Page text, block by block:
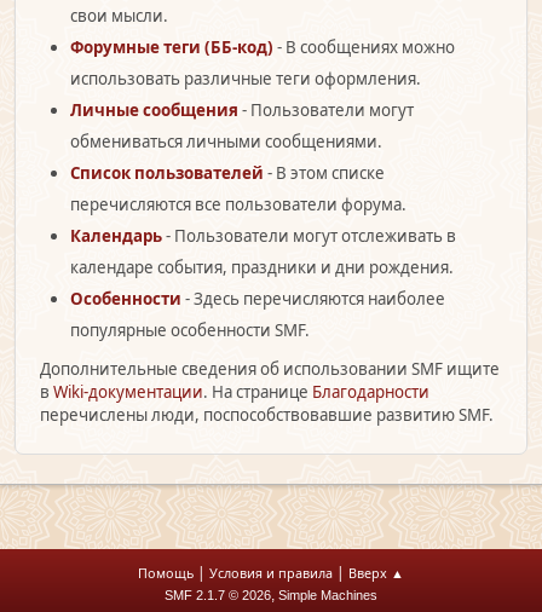
свои мысли.
Форумные теги (ББ-код) - В сообщениях можно
использовать различные теги оформления.
Личные сообщения - Пользователи могут
обмениваться личными сообщениями.
Список пользователей - В этом списке
перечисляются все пользователи форума.
Календарь- Пользователи могут отслеживать в
календаре события, праздники и дни рождения.
Особенности - Здесь перечисляются наиболее
популярные особенности SMF.
Дополнительные сведения об использовании SMF ищите
в Wiki-документации. На странице Благодарности
перечислены люди, поспособствовавшие развитию SMF.
Помощь | Условия и правила | Вверх ▲
SMF 2.1.7 © 2026, Simple Machines